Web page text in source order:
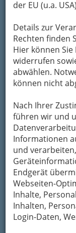
der EU (u.a.
Details zur
Rechten finden
Hier können
widerrufen
abwählen.
können nicht
Nach Ihrer
führen wir und
Informationen
und
Endgerät
Webseiten-
Inhalte,
Inhalten,
Login-Daten,
Alles rund